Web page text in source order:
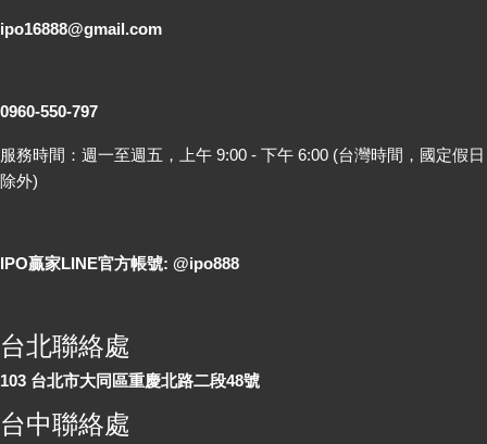
ipo16888@gmail.com
0960-550-797
服務時間：週一至週五，上午 9:00 - 下午 6:00 (台灣時間，國定假日
除外)
IPO贏家LINE官方帳號: @ipo888
台北聯絡處
103 台北市大同區重慶北路二段48號
台中聯絡處